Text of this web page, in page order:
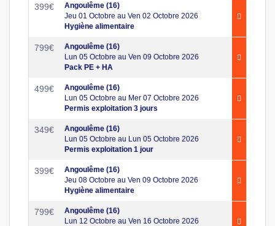
399€
Angoulême (16)
Jeu 01 Octobre au Ven 02 Octobre 2026
Hygiène alimentaire
799€
Angoulême (16)
Lun 05 Octobre au Ven 09 Octobre 2026
Pack PE + HA
499€
Angoulême (16)
Lun 05 Octobre au Mer 07 Octobre 2026
Permis exploitation 3 jours
349€
Angoulême (16)
Lun 05 Octobre au Lun 05 Octobre 2026
Permis exploitation 1 jour
399€
Angoulême (16)
Jeu 08 Octobre au Ven 09 Octobre 2026
Hygiène alimentaire
799€
Angoulême (16)
Lun 12 Octobre au Ven 16 Octobre 2026